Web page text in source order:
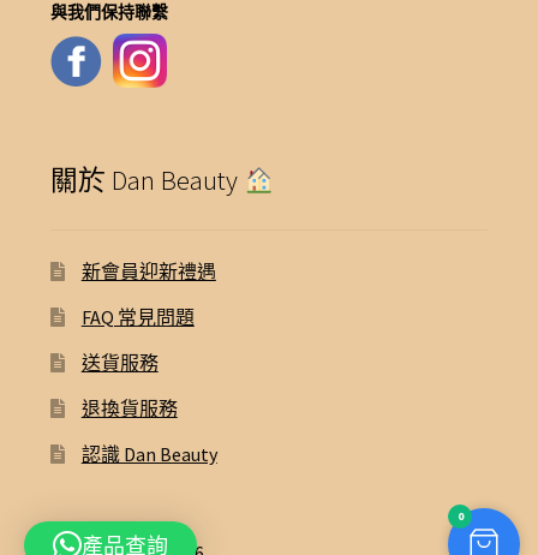
與我們保持聯繫
關於 Dan Beauty
新會員迎新禮遇
FAQ 常見問題
送貨服務
退換貨服務
認識 Dan Beauty
0
產品查詢